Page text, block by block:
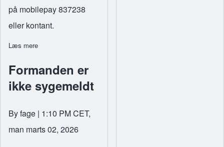
på mobilepay 837238
eller kontant.
Læs mere
Formanden er
ikke sygemeldt
Byfage | 1:10 PM CET,
man marts 02, 2026